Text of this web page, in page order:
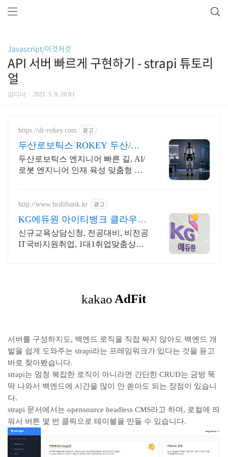
Javascript/이것저것
API 서버 빠르게 구현하기 - strapi 튜토리
얼
강디너 2021. 5. 9. 20:03
https://dr-rokey.com 광고
두산로보틱스 ROKEY 두산/미
국 기업 인턴쉽
두산로보틱스 엔지니어 빠른 길, AI/
로봇 엔지니어 인재 육성 맞춤형 교
http://www.hrditbank.kr 광고
KG에듀원 아이티뱅크 클라우드
정보보안 취업반
신규교육상담신청, 전공대비, 비전공
IT국비지원취업, 1대1취업맞춤상담,
서버를 구성하지도, 백엔드 로직을 직접 짜지 않아도 백엔드 개
발을 쉽게 도와주는 strapi라는 프레임워크가 있다는 것을 듣고
바로 찾아봤습니다.
strapi는 엄청 복잡한 로직이 아니라면 간단한 CRUD는 금방 뚝
딱 나와서 백엔드에 시간을 많이 안 쏟아도 되는 장점이 있습니
다.
strapi 문서에서는 opensource headless CMS라고 하며, 로컬에 띄
워서 버튼 몇 번 클릭으로 테이블을 만들 수 있습니다.